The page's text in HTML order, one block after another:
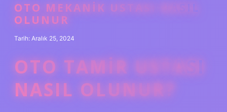
OTO MEKANIK USTASI NASIL
OLUNUR
Tarih: Aralık 25, 2024
OTO TAMIR USTASI
NASIL OLUNUR?